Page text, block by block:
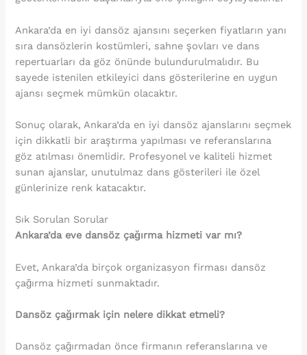
Ankara’da en iyi dansöz ajansını seçerken fiyatların yanı
sıra dansözlerin kostümleri, sahne şovları ve dans
repertuarları da göz önünde bulundurulmalıdır. Bu
sayede istenilen etkileyici dans gösterilerine en uygun
ajansı seçmek mümkün olacaktır.
Sonuç olarak, Ankara’da en iyi dansöz ajanslarını seçmek
için dikkatli bir araştırma yapılması ve referanslarına
göz atılması önemlidir. Profesyonel ve kaliteli hizmet
sunan ajanslar, unutulmaz dans gösterileri ile özel
günlerinize renk katacaktır.
Sık Sorulan Sorular
Ankara’da eve dansöz çağırma hizmeti var mı?
Evet, Ankara’da birçok organizasyon firması dansöz
çağırma hizmeti sunmaktadır.
Dansöz çağırmak için nelere dikkat etmeli?
Dansöz çağırmadan önce firmanın referanslarına ve